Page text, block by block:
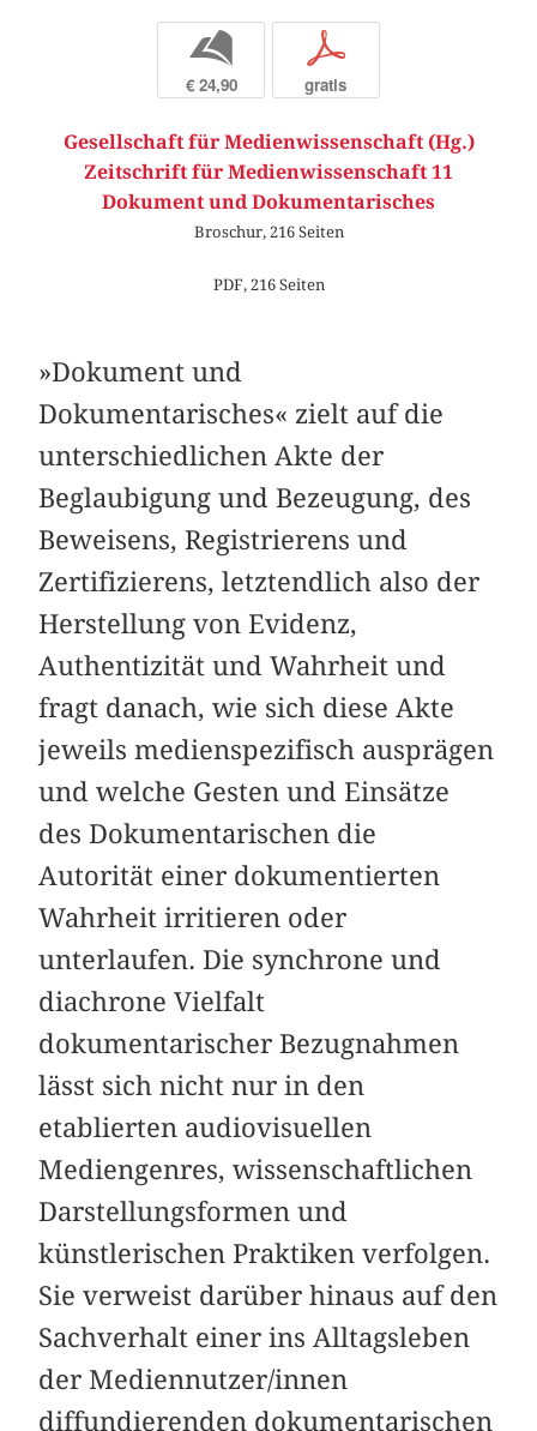
b
€ 24,90
p
gratis
Gesellschaft für Medienwissenschaft (Hg.)
Zeitschrift für Medienwissenschaft 11
Dokument und Dokumentarisches
Broschur, 216 Seiten
PDF, 216 Seiten
»Dokument und
Dokumentarisches« zielt auf die
unterschiedlichen Akte der
Beglaubigung und Bezeugung, des
Beweisens, Registrierens und
Zertifizierens, letztendlich also der
Herstellung von Evidenz,
Authentizität und Wahrheit und
fragt danach, wie sich diese Akte
jeweils medienspezifisch ausprägen
und welche Gesten und Einsätze
des Dokumentarischen die
Autorität einer dokumentierten
Wahrheit irritieren oder
unterlaufen. Die synchrone und
diachrone Vielfalt
dokumentarischer Bezugnahmen
lässt sich nicht nur in den
etablierten audiovisuellen
Mediengenres, wissenschaftlichen
Darstellungsformen und
künstlerischen Praktiken verfolgen.
Sie verweist darüber hinaus auf den
Sachverhalt einer ins Alltagsleben
der Mediennutzer/innen
diffundierenden dokumentarischen